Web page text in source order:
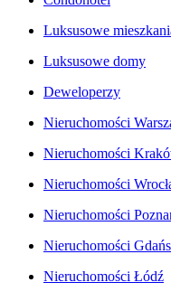
Luksusowe
Luksusowe domy
Deweloperzy
Nieruchomości
Nieruchomości
Nieruchomości
Nieruchomości
Nieruchomości
Nieruchomości Łódź